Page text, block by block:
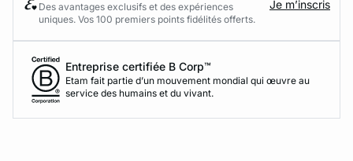
Des avantages exclusifs et des expériences
uniques. Vos 100 premiers points fidélités offerts.
Je m’inscris
Entreprise certifiée B Corp™
Etam fait partie d’un mouvement mondial qui œuvre au
service des humains et du vivant.